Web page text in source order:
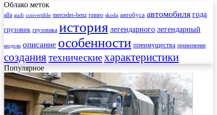
Облако меток
alfa audi convertible mercedes-benz romeo skoda автобуса автомобиля года
грузовик грузовика история легендарного легендарный
модели описание особенности преимущества применение
создания техническиехарактеристики
Популярное